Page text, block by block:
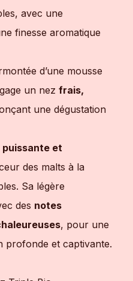
avec une
finesse aromatique
d’une mousse
un nez frais,
une dégustation
puissante et
des malts à la
Sa légère
des notes
, pour une
profonde et captivante.